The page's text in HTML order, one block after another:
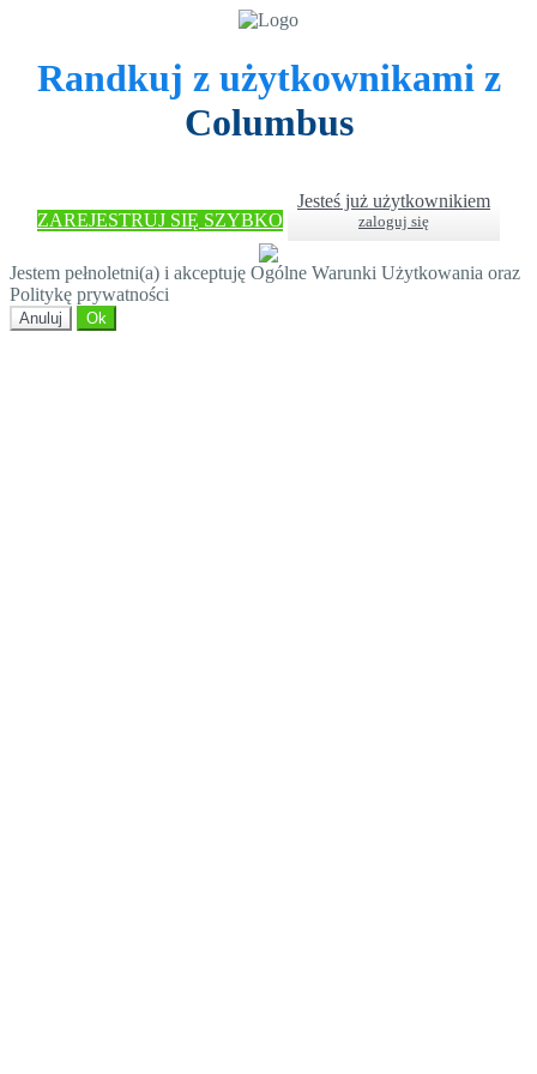
Randkuj z użytkownikami z
Columbus
ZAREJESTRUJ SIĘ SZYBKO
Jesteś już użytkownikiem
zaloguj się
Jestem pełnoletni(a) i akceptuję Ogólne Warunki Użytkowania oraz
Politykę prywatności
Anuluj Ok